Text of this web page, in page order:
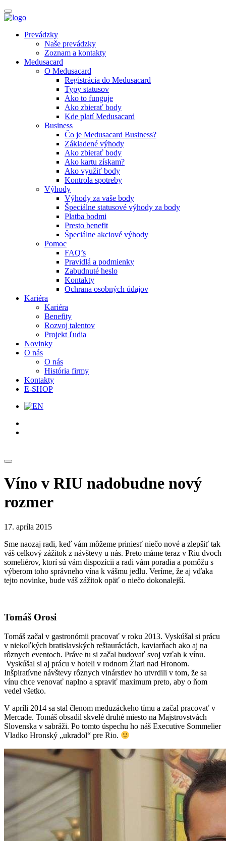
Prevádzky
Naše prevádzky
Zoznam a kontakty
Medusacard
O Medusacard
Registrácia do Medusacard
Typy statusov
Ako to funguje
Ako zbierať body
Kde platí Medusacard
Business
Čo je Medusacard Business?
Základené výhody
Ako zbierať body
Ako kartu získam?
Ako využiť body
Kontrola spotreby
Výhody
Výhody za vaše body
Špeciálne statusové výhody za body
Platba bodmi
Presto benefit
Špeciálne akciové výhody
Pomoc
FAQ’s
Pravidlá a podmienky
Zabudnuté heslo
Kontakty
Ochrana osobných údajov
Kariéra
Kariéra
Benefity
Rozvoj talentov
Projekt ľudia
Novinky
O nás
O nás
História firmy
Kontakty
E-SHOP
Víno v RIU nadobudne nový
rozmer
17. apríla 2015
Sme naozaj radi, keď vám môžeme priniesť niečo nové a zlepšiť tak
váš celkový zážitok z návštevy u nás. Preto máme teraz v Riu dvoch
someliérov, ktorí sú vám dispozícii a radi vám poradia a pomôžu s
výberom toho správneho vína k vášmu jedlu. Veríme, že aj vďaka
tejto novinke, bude váš zážitok opäť o niečo dokonalejší.
Tomáš Orosi
Tomáš začal v gastronómii pracovať v roku 2013. Vyskúšal si prácu
v niekoľkých bratislavských reštauráciách, kaviarňach ako aj na
rôznych eventoch. Práve tu si začal budovať svoj vzťah k vínu.
Vyskúšal si aj prácu v hoteli v rodnom Žiari nad Hronom.
Inšpiratívne návštevy rôznych vinárstiev ho utvrdili v tom, že sa
vínu chce venovať naplno a spraviť maximum preto, aby o ňom
vedel všetko.
V apríli 2014 sa stal členom meduzáckeho tímu a začal pracovať v
Mercade. Tomáš obsadil skvelé druhé miesto na Majstrovstvách
Slovenska v sabráži. Po tomto úspechu ho náš Executive Sommelier
Vladko Hronský „ukradol“ pre Rio.